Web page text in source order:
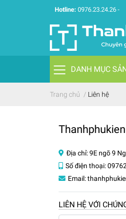
Hotline: 0976.23.24.26 -
DANH MỤC
Trang chủ / Liên hệ
Địa chỉ:9E ngõ 9
Số điện thoại:
Email:
LIÊN HỆ VỚI